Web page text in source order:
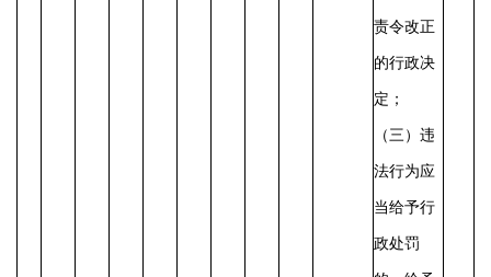
责令改正
的行政决
定；
（三）违
法行为应
当给予行
政处罚